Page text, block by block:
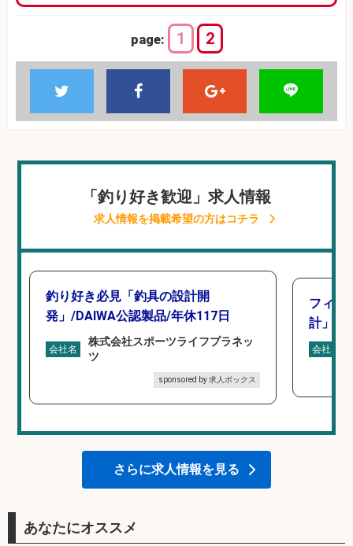
page: 1 2
「釣り好き歓迎」求人情報
求人情報を掲載希望の方はコチラ
釣り好き必見「釣具の設計開
発」/DAIWA公認製品/年休117日
会社名
株式会社スポーツライフプラネッ
ツ
sponsored by 求人ボックス
フィッ
計」
会社名
さらに求人情報を見る
あなたにオススメ